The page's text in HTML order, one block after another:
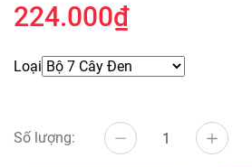
224.000₫
Loại
Số lượng: